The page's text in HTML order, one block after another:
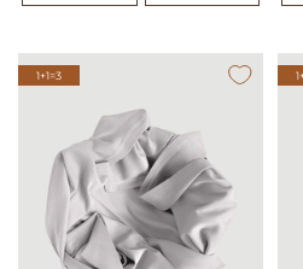
1+1=3